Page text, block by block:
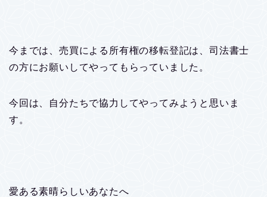
今までは、売買による所有権の移転登記は、司法書士
の方にお願いしてやってもらっていました。
今回は、自分たちで協力してやってみようと思いま
す。
愛ある素晴らしいあなたへ